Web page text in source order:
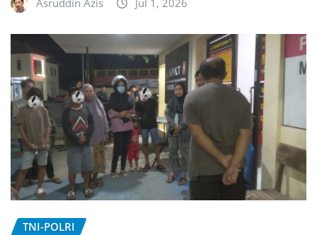
Asruddin Azis Jul 1, 2026
TNI-POLRI